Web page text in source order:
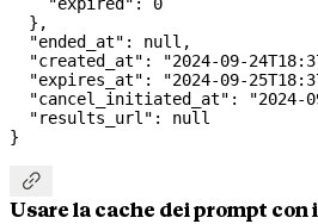
  },
  "ended_at"
: null ,
  "created_at"
: "2024-09-
  "expires_at"
: "2024-09-
  "cancel_initiated_at"
: "2024-
  "results_url"
: null
}

Usare la cache dei prompt con